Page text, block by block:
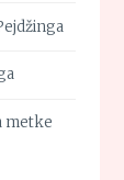
metke